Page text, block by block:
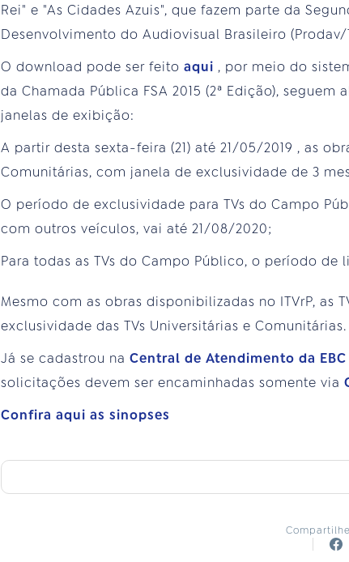
Rei" e "As Cidades Azuis", que fazem parte da
Desenvolvimento do Audiovisual Brasileiro (Prodav/
O download pode ser feito aqui , por meio do
da Chamada Pública FSA 2015 (2ª Edição),
janelas de exibição:
A partir desta sexta-feira (21) até 21/05/2019 , as
Comunitárias, com janela de exclusividade de 3
O período de exclusividade para TVs do Campo
com outros veículos, vai até 21/08/2020;
Para todas as TVs do Campo Público, o período de
Mesmo com as obras disponibilizadas no ITVrP, as
exclusividade das TVs Universitárias e Comunitárias.
Já se cadastrou na Central de Atendimento da EBC
solicitações devem ser encaminhadas somente via
Confira aqui as sinopses